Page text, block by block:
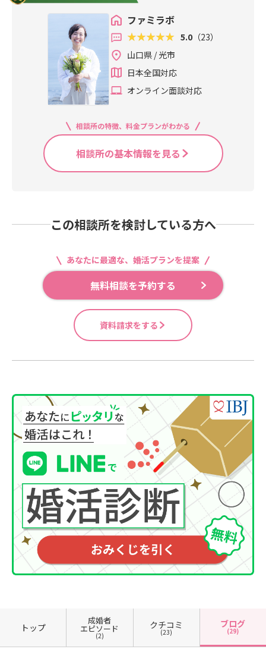
ファミラボ
5.0 （23）
山口県 / 光市
日本全国対応
オンライン面談対応
相談所の特徴、料金プランがわかる
相談所の基本情報を見る
この相談所を検討している方へ
あなたに最適な、婚活プランを提案
無料相談を予約する
資料請求をする
トップ
成婚者
エピソード
(2)
クチコミ
(23)
ブログ
(29)